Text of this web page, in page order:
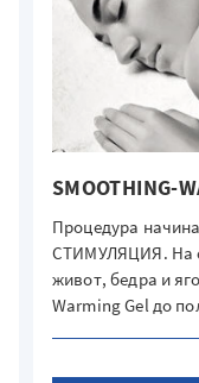
SMOOTHING-
Процедура
СТИМУЛЯЦИЯ. На
живот, бедра и
Warming Gel до